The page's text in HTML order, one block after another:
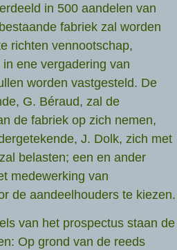
in 500 aandelen van
fabriek zal worden
richten vennootschap,
ene vergadering van
worden vastgesteld. De
G. Béraud, zal de
de fabriek op zich nemen,
J. Dolk, zich met
belasten; een en ander
medewerking van
de aandeelhouders te kiezen.
van het prospectus staan de
Op grond van de reeds